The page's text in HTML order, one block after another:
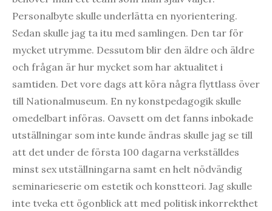
Personalbyte skulle underlätta en nyorientering.
Sedan skulle jag ta itu med samlingen. Den tar för
mycket utrymme. Dessutom blir den äldre och äldre
och frågan är hur mycket som har aktualitet i
samtiden. Det vore dags att köra några flyttlass över
till Nationalmuseum. En ny konstpedagogik skulle
omedelbart införas. Oavsett om det fanns inbokade
utställningar som inte kunde ändras skulle jag se till
att det under de första 100 dagarna verkställdes
minst sex utställningarna samt en helt nödvändig
seminarieserie om estetik och konstteori. Jag skulle
inte tveka ett ögonblick att med politisk inkorrekthet